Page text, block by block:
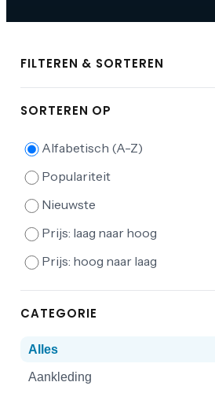
FILTEREN & SORTEREN
SORTEREN OP
Alfabetisch (A-Z)
Populariteit
Nieuwste
Prijs: laag naar hoog
Prijs: hoog naar laag
CATEGORIE
Alles
Aankleding